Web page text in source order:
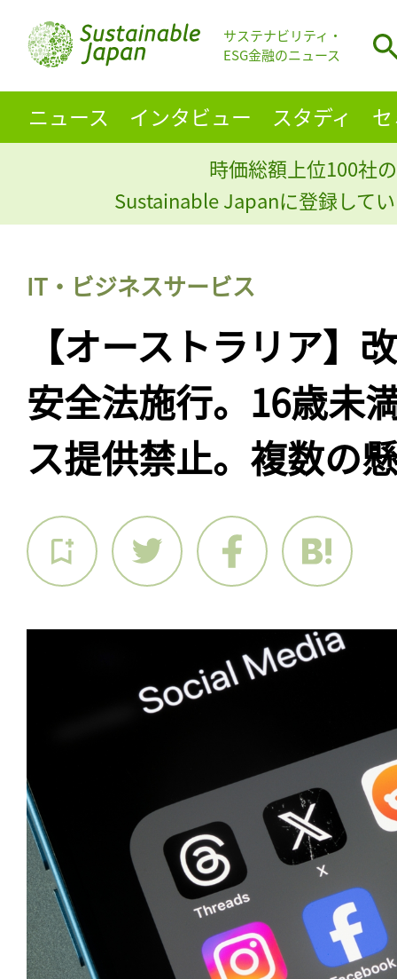
サステナビリティ・
ESG金融のニュース
ニュース インタビュー スタディ
時価総額上位100社
Sustainable Japanに登録して
IT・ビジネスサービス
【オーストラリア】
安全法施行。16歳未
ス提供禁止。複数の